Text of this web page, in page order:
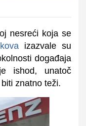
nesreći koja se
izazvale su
događaja
ishod, unatoč
znatno teži.